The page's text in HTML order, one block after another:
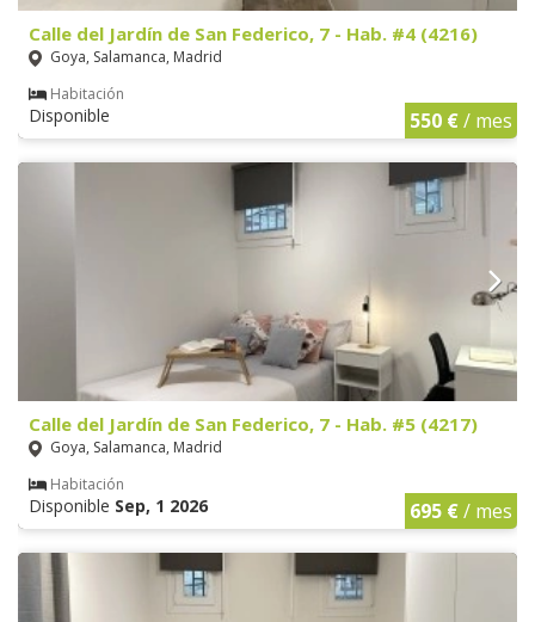
Calle del Jardín de San Federico, 7 - Hab. #4 (4216)
Goya, Salamanca, Madrid
Habitación
Disponible 550 €/ mes
Calle del Jardín de San Federico, 7 - Hab. #5 (4217)
Goya, Salamanca, Madrid
Habitación
Disponible Sep, 1 2026 695 €/ mes